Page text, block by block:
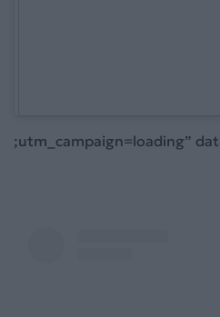
;utm_campaign=loading”